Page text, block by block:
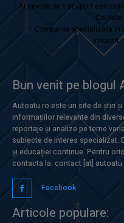
- Ai nevoie de transport
Calitate
- Companie specializata in
Bun venit pe blogul
Autoatu.ro este un site de știri
informațiilor relevante din
reportaje și analize pe teme
subiecte de interes specializat.
și educației continue. Pentru
contacta la: contact [at]
Facebook
Articole populare: